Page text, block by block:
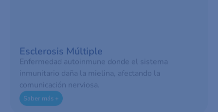
Esclerosis Múltiple
Enfermedad autoinmune donde el sistema
inmunitario daña la mielina, afectando la
comunicación nerviosa.
Saber más +